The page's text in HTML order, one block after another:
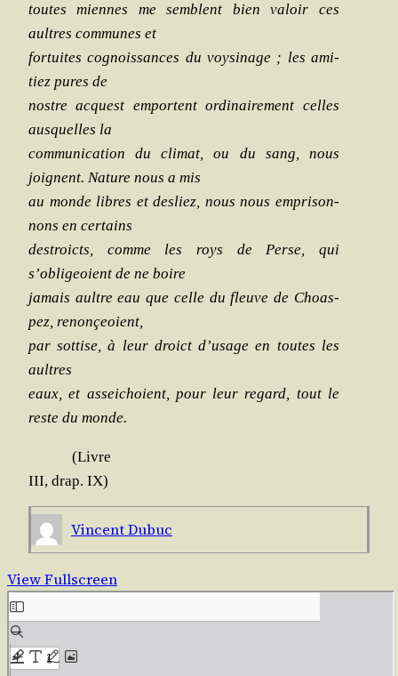
toutes miennes me semblent bien valoir ces
aultres com­munes et
for­tuites cognois­sances du voy­si­nage ; les ami­
tiez pures de
nostre acquest emportent ordi­nai­re­ment celles
aus­quelles la
com­mu­ni­ca­tion du cli­mat, ou du sang, nous
joignent. Nature nous a mis
au monde libres et des­liez, nous nous empri­son­
nons en certains
des­troicts, comme les roys de Perse, qui
s’obligeoient de ne boire
jamais aultre eau que celle du fleuve de Choas­
pez, renonçeoient,
par sot­tise, à leur droict d’usage en toutes les
aultres
eaux, et assei­choient, pour leur re­gard, tout le
reste du monde.
(Livre
III, drap. IX)
Vincent Dubuc
View Fullscreen